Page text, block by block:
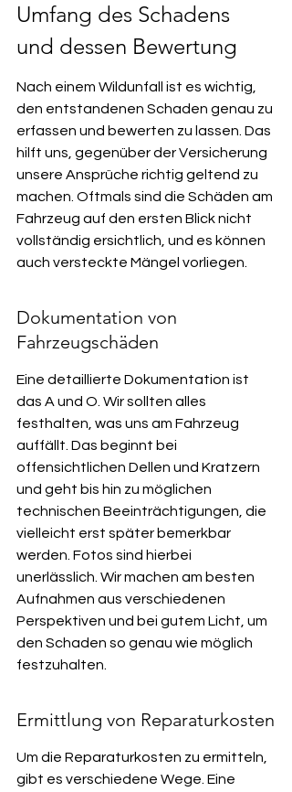
Umfang des Schadens
und dessen Bewertung
Nach einem Wildunfall ist es wichtig,
den entstandenen Schaden genau zu
erfassen und bewerten zu lassen. Das
hilft uns, gegenüber der Versicherung
unsere Ansprüche richtig geltend zu
machen. Oftmals sind die Schäden am
Fahrzeug auf den ersten Blick nicht
vollständig ersichtlich, und es können
auch versteckte Mängel vorliegen.
Dokumentation von
Fahrzeugschäden
Eine detaillierte Dokumentation ist
das A und O. Wir sollten alles
festhalten, was uns am Fahrzeug
auffällt. Das beginnt bei
offensichtlichen Dellen und Kratzern
und geht bis hin zu möglichen
technischen Beeinträchtigungen, die
vielleicht erst später bemerkbar
werden. Fotos sind hierbei
unerlässlich. Wir machen am besten
Aufnahmen aus verschiedenen
Perspektiven und bei gutem Licht, um
den Schaden so genau wie möglich
festzuhalten.
Ermittlung von Reparaturkosten
Um die Reparaturkosten zu ermitteln,
gibt es verschiedene Wege. Eine